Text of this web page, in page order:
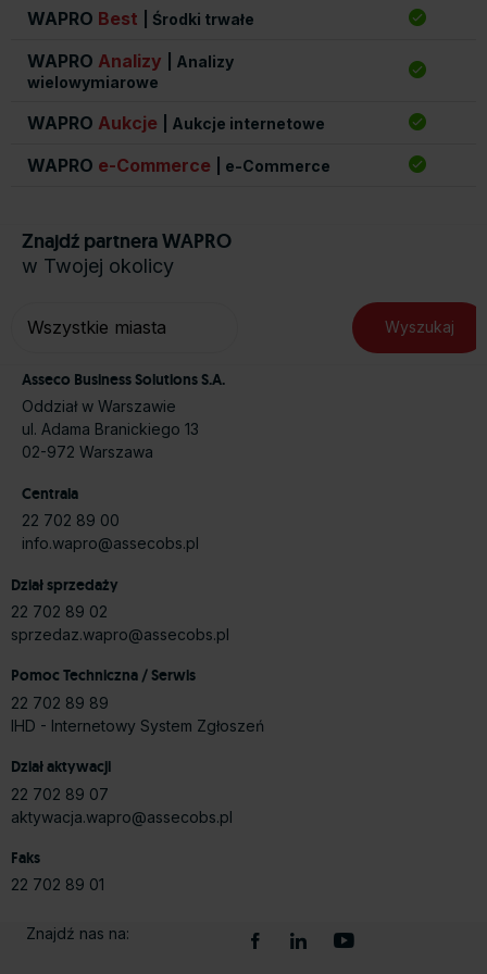
WAPRO Best | Środki trwałe
WAPRO Analizy
| Analizy
wielowymiarowe
WAPRO Aukcje | Aukcje internetowe
WAPRO e-Commerce | e-Commerce
Znajdź partnera WAPRO
w Twojej okolicy
Asseco Business Solutions S.A.
Oddział w Warszawie
ul. Adama Branickiego 13
02-972 Warszawa
Centrala
22 702 89 00
info.wapro@assecobs.pl
Dział sprzedaży
22 702 89 02
sprzedaz.wapro@assecobs.pl
Pomoc Techniczna / Serwis
22 702 89 89
IHD - Internetowy System Zgłoszeń
Dział aktywacji
22 702 89 07
aktywacja.wapro@assecobs.pl
Faks
22 702 89 01
Znajdź nas na: